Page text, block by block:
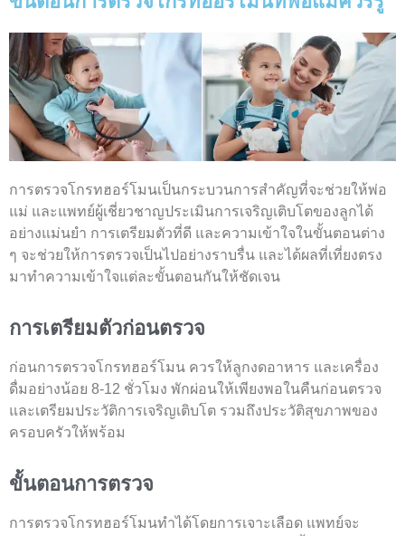
การตรวจโกรทฮอร์โมนเป็นกระบวนการสำคัญที่จะช่วยให้พ่อ
แม่ และแพทย์ผู้เชี่ยวชาญประเมินการเจริญเติบโตของลูกได้
อย่างแม่นยำ การเตรียมตัวที่ดี และความเข้าใจในขั้นตอนต่าง
ๆ จะช่วยให้การตรวจเป็นไปอย่างราบรื่น และได้ผลที่เที่ยงตรง
มาทำความเข้าใจแต่ละขั้นตอนกันให้ชัดเจน
การเตรียมตัวก่อนตรวจ
ก่อนการตรวจโกรทฮอร์โมน ควรให้ลูกงดอาหาร และเครื่อง
ดื่มอย่างน้อย 8-12 ชั่วโมง พักผ่อนให้เพียงพอในคืนก่อนตรวจ
และเตรียมประวัติการเจริญเติบโต รวมถึงประวัติสุขภาพของ
ครอบครัวให้พร้อม
ขั้นตอนการตรวจ
การตรวจโกรทฮอร์โมนทำได้โดยการเจาะเลือด แพทย์จะ